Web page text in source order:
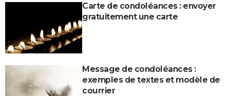
Carte de condoléances : envoyer
gratuitement une carte
Message de condoléances :
exemples de textes et modèle de
courrier